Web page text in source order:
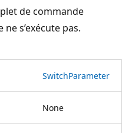
de commande
ne s’exécute pas.
SwitchParameter
None